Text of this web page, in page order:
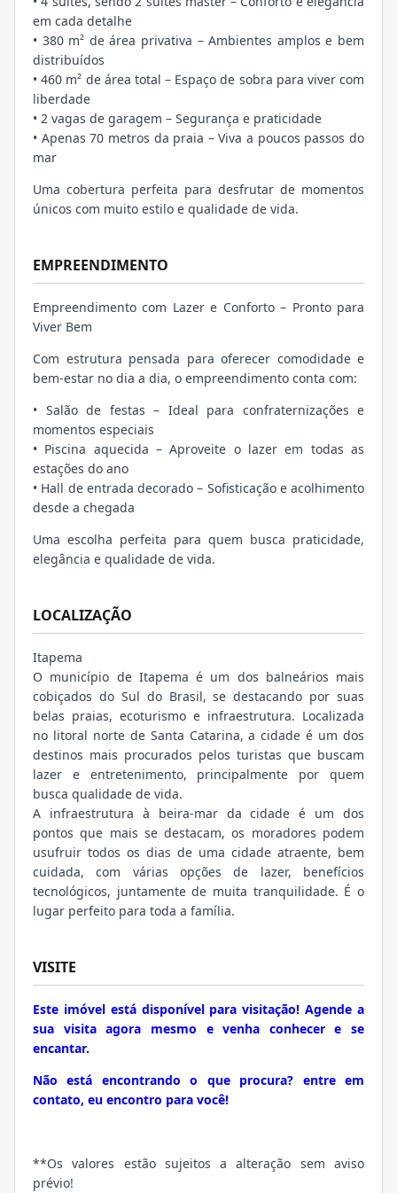
em cada detalhe
• 380 m² de área privativa – Ambientes amplos e bem
distribuídos
• 460 m² de área total – Espaço de sobra para viver com
liberdade
• 2 vagas de garagem – Segurança e praticidade
• Apenas 70 metros da praia – Viva a poucos passos do
mar
Uma cobertura perfeita para desfrutar de momentos
únicos com muito estilo e qualidade de vida.
EMPREENDIMENTO
Empreendimento com Lazer e Conforto – Pronto para
Viver Bem
Com estrutura pensada para oferecer comodidade e
bem-estar no dia a dia, o empreendimento conta com:
• Salão de festas – Ideal para confraternizações e
momentos especiais
• Piscina aquecida – Aproveite o lazer em todas as
estações do ano
• Hall de entrada decorado – Sofisticação e acolhimento
desde a chegada
Uma escolha perfeita para quem busca praticidade,
elegância e qualidade de vida.
LOCALIZAÇÃO
Itapema
O município de Itapema é um dos balneários mais
cobiçados do Sul do Brasil, se destacando por suas
belas praias, ecoturismo e infraestrutura. Localizada
no litoral norte de Santa Catarina, a cidade é um dos
destinos mais procurados pelos turistas que buscam
lazer e entretenimento, principalmente por quem
busca qualidade de vida.
A infraestrutura à beira-mar da cidade é um dos
pontos que mais se destacam, os moradores podem
usufruir todos os dias de uma cidade atraente, bem
cuidada, com várias opções de lazer, benefícios
tecnológicos, juntamente de muita tranquilidade. É o
lugar perfeito para toda a família.
VISITE
Este imóvel está disponível para visitação! Agende a
sua visita agora mesmo e venha conhecer e se
encantar.
Não está encontrando o que procura? entre em
contato, eu encontro para você!
**Os valores estão sujeitos a alteração sem aviso
prévio!